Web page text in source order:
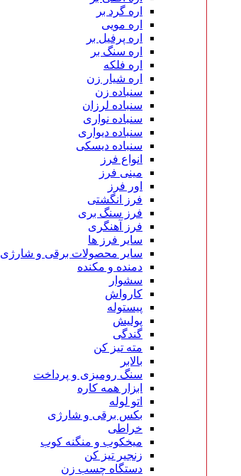
اره گرد بر
اره مویی
اره پرفیل بر
اره سنگ بر
اره فلکه
اره شیار زن
سنباده زن
سنباده لرزان
سنباده نواری
سنباده دیواری
سنباده دیسکی
انواع فرز
مینی فرز
اور فرز
فرز انگشتی
فرز سنگ بری
فرز آهنگری
سایر فرز ها
سایر محصولات برقی و شارژی
دمنده و مکنده
سشوار
کارواش
پیستوله
پولیش
گندگی
مته تیز کن
بالابر
سنگ رومیزی و پرداخت
ابزار همه کاره
اتو لوله
بکس برقی و شارژی
خراطی
میخکوب و منگنه کوب
زنجیر تیز کن
دستگاه چسب زن